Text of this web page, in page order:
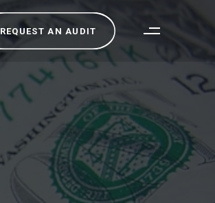
REQUEST AN AUDIT